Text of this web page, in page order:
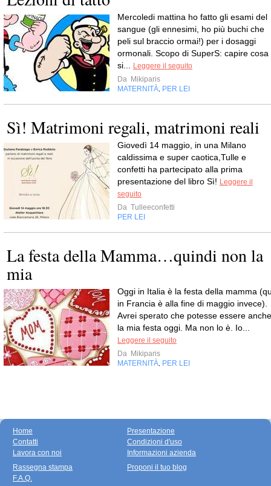
Mercoledi mattina ho fatto gli esami del
sangue (gli ennesimi, ho più buchi che
peli sul braccio ormai!) per i dosaggi
ormonali. Scopo di SuperS: capire cosa
si...
Leggere il seguito
Da Mikiparis
MATERNITÀ PER LEI
Sì! Matrimoni regali, matrimoni reali
Giovedì 14 maggio, in una Milano
caldissima e super caotica,Tulle e
confetti ha partecipato alla prima
presentazione del libro Sì! Leggere il
seguito
Da Tulleeconfetti
PER LEI
La festa della Mamma…quindi non la
mia
Oggi in Italia è la festa della mamma
in Francia è alla fine di maggio invece).
Avrei sperato che potesse essere anche
la mia festa oggi. Ma non lo è. Io...
Leggere il seguito
Da Mikiparis
MATERNITÀ PER LEI
Home
Contatti
Lavora con noi
Presentazione
Condizioni d'uso
Informazioni azienda
Rassegna stampa
F.A.Q.
Proponi il tuo blog